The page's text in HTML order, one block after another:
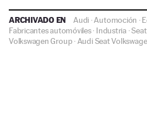
ARCHIVADO EN Audi ·Automoción ·
Fabricantes automóviles· Industria·Seat
Volkswagen Group · Audi Seat